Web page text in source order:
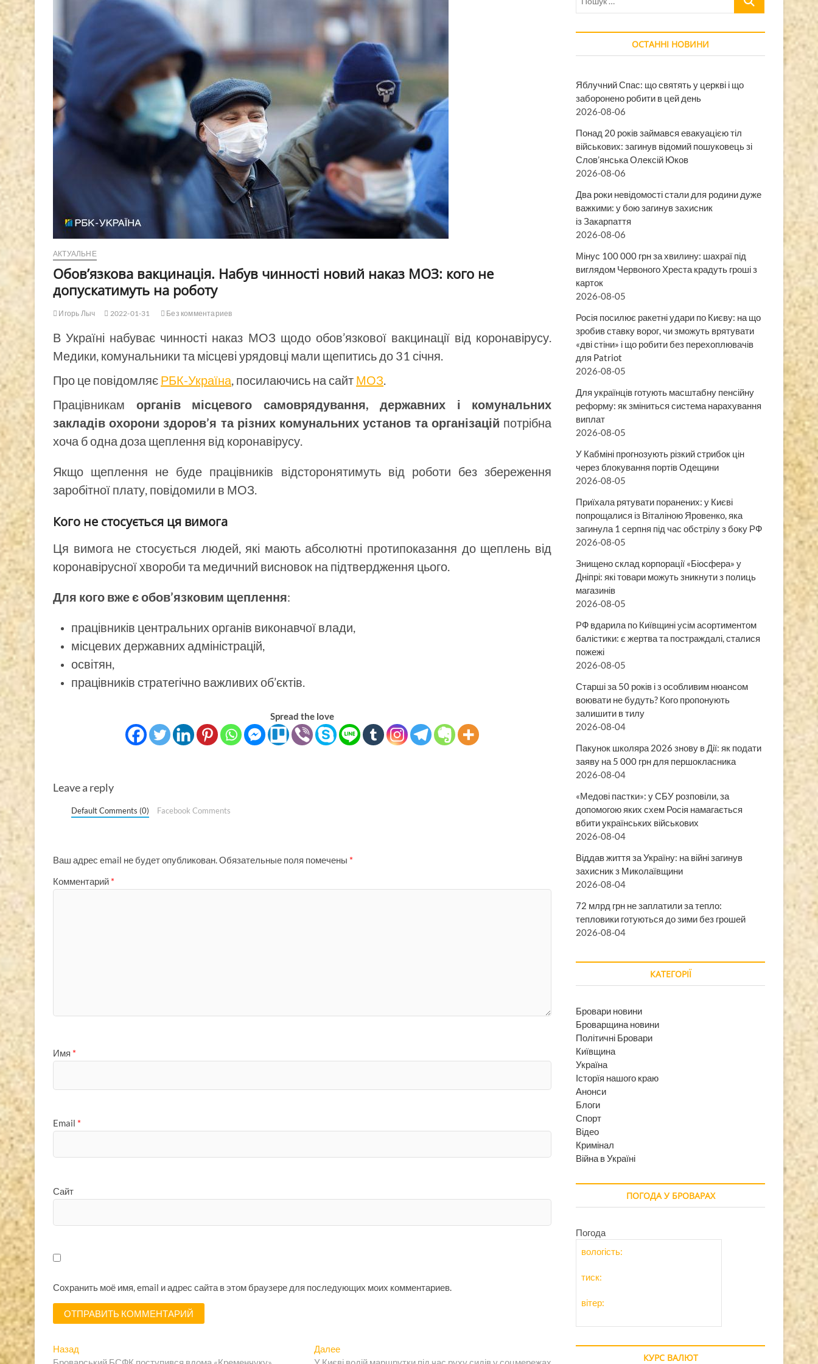
АКТУАЛЬНЕ
Обов’язкова вакцинація. Набув чинності новий наказ МОЗ: кого не
допускатимуть на роботу
Игорь Лыч 2022-01-31 Без комментариев
В Україні набуває чинності наказ МОЗ щодо обов’язкової вакцинації від коронавірусу.
Медики, комунальники та місцеві урядовці мали щепитись до 31 січня.
Про це повідомляє РБК-Україна , посилаючись на сайт МОЗ
Працівникам органів місцевого самоврядування, державних і комунальних
закладів охорони здоров’я та різних комунальних установ та організацій потрібна
хоча б одна доза щеплення від коронавірусу.
Якщо щеплення не буде працівників відсторонятимуть від роботи без збереження
заробітної плату, повідомили в МОЗ.
Кого не стосується ця вимога
Ця вимога не стосується людей, які мають абсолютні протипоказання до щеплень від
коронавірусної хвороби та медичний висновок на підтвердження цього.
Для кого вже є обов’язковим щеплення:
працівників центральних органів виконавчої влади,
місцевих державних адміністрацій,
освітян,
працівників стратегічно важливих об’єктів.
Spread the love
Leave a reply
Default Comments (0) Facebook Comments
Ваш адрес email не будет опубликован.Обязательные поля помечены *
Комментарий *
Имя *
Email *
Сайт
Сохранить моё имя, email и адрес сайта в этом браузере для последующих моих комментариев.
Навигация
Назад
запись:
ДалееСледующая
запись:
ОСТАННІ НОВИНИ
Яблучний Спас: що святять у церкві і що
заборонено робити в цей день
2026-08-06
Понад 20 років займався евакуацією тіл
військових: загинув відомий пошуковець зі
Слов’янська Олексій Юков
2026-08-06
Два роки невідомості стали для родини дуже
важкими: у бою загинув захисник
із Закарпаття
2026-08-06
Мінус 100 000 грн за хвилину: шахраї під
виглядом Червоного Хреста крадуть гроші з
карток
2026-08-05
Росія посилює ракетні удари по Києву: на що
зробив ставку ворог, чи зможуть врятувати
«дві стіни» і що робити без перехоплювачів
для Patriot
2026-08-05
Для українців готують масштабну пенсійну
реформу: як зміниться система нарахування
виплат
2026-08-05
У Кабміні прогнозують різкий стрибок цін
через блокування портів Одещини
2026-08-05
Приїхала рятувати поранених: у Києві
попрощалися із Віталіною Яровенко, яка
загинула 1 серпня під час обстрілу з боку РФ
2026-08-05
Знищено склад корпорації «Біосфера» у
Дніпрі: які товари можуть зникнути з полиць
магазинів
2026-08-05
РФ вдарила по Київщині усім асортиментом
балістики: є жертва та постраждалі, сталися
пожежі
2026-08-05
Старші за 50 років і з особливим нюансом
воювати не будуть? Кого пропонують
залишити в тилу
2026-08-04
Пакунок школяра 2026 знову в Дії: як подати
заяву на 5 000 грн для першокласника
2026-08-04
«Медові пастки»: у СБУ розповіли, за
допомогою яких схем Росія намагається
вбити українських військових
2026-08-04
Віддав життя за Україну: на війні загинув
захисник з Миколаївщини
2026-08-04
72 млрд грн не заплатили за тепло:
тепловики готуються до зими без грошей
2026-08-04
КАТЕГОРІЇ
Бровари новини
Броварщина новини
Політичні Бровари
Київщина
Україна
Історїя нашого краю
Анонси
Блоги
Спорт
Відео
Кримінал
Війна в Україні
ПОГОДА У БРОВАРАХ
Погода
вологість:
тиск:
вітер:
КУРС ВАЛЮТ